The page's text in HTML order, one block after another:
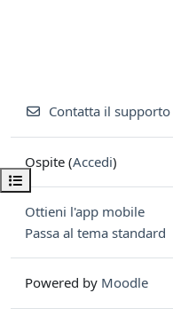
Apri indice del corso
Contatta il supporto
Ospite (Accedi)
Ottieni l'app mobile
Passa al tema standard
Powered by Moodle